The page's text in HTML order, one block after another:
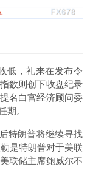
低，礼来在发布令
数则创下收盘纪录
名白宫经济顾问委
。
特朗普将继续寻找
是特朗普对于美联
联储主席鲍威尔不